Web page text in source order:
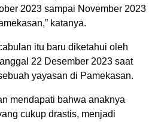
2023 sampai November 2023
katanya.
itu baru diketahui oleh
22 Desember 2023 saat
yayasan di Pamekasan.
mendapati bahwa anaknya
cukup drastis, menjadi